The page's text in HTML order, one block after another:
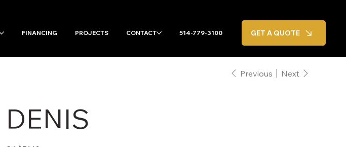
FINANCING PROJECTS CONTACT 514-779-3100 GET A QUOTE
Previous Next
DENIS
Price